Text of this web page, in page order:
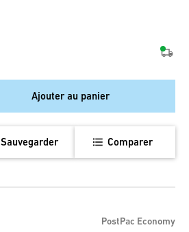
Ajouter au panier
Sauvegarder Comparer
PostPac Economy